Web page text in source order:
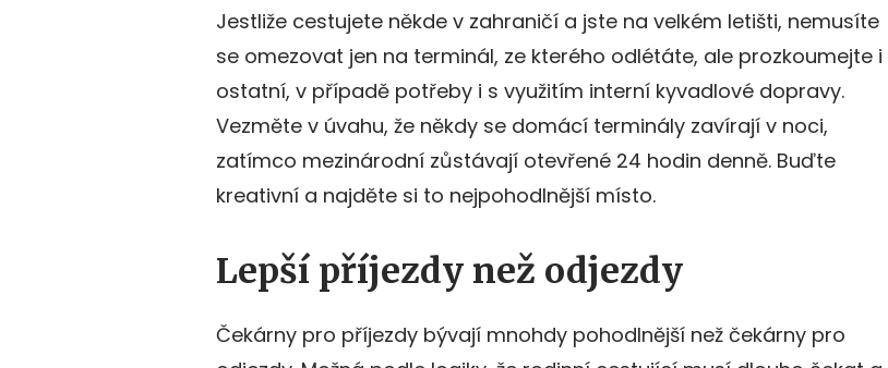
Jestliže cestujete někde v zahraničí a jste na velkém letišti, nemusíte
se omezovat jen na terminál, ze kterého odlétáte, ale prozkoumejte i
ostatní, v případě potřeby i s využitím interní kyvadlové dopravy.
Vezměte v úvahu, že někdy se domácí terminály zavírají v noci,
zatímco mezinárodní zůstávají otevřené 24 hodin denně. Buďte
kreativní a najděte si to nejpohodlnější místo.
Lepší příjezdy než odjezdy
Čekárny pro příjezdy bývají mnohdy pohodlnější než čekárny pro